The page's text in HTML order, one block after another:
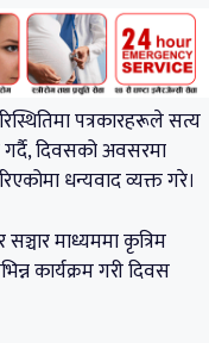
पत्रकारहरूले सत्य
दिवसको अवसरमा
धन्यवाद व्यक्त गरे।
सञ्चार माध्यममा कृत्रिम
कार्यक्रम गरी दिवस